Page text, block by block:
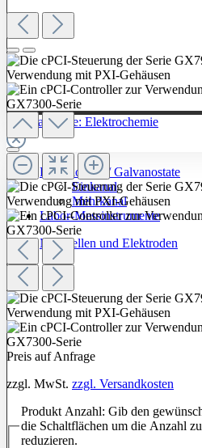
Zur Kategorie: Elektrochemie
Potentiostate / Galvanostate
Einkanal
Mehrkanal
Labor-Messinstrumente
Messzellen und Elektroden
Preis auf Anfrage
zzgl. MwSt. zzgl. Versandkosten
Produkt Anzahl: Gib den
die Schaltflächen um die Anzahl
reduzieren.